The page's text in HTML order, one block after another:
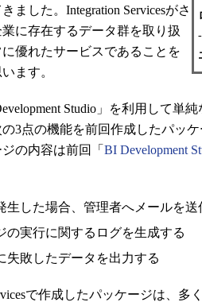
ました。Integration Servicesがさ
に存在するデータ群を取り扱
優れたサービスであることを
ます。
Studio」を利用して単
3点の機能を前回作成したパッ
の内容は前回「 BI Development
生した場合、管理者へメールを送
の実行に関するログを生成する
失敗したデータを出力する
で作成したパッケージは、多